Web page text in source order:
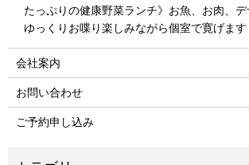
たっぷりの健康野菜ランチ》お魚、お肉、
ゆっくりお喋り楽しみながら個室で寛げます
会社案内
お問い合わせ
ご予約申し込み